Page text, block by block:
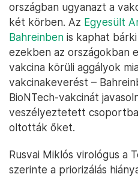
országban ugyanazt a
két körben. Az Egyesült
Bahreinben is kaphat
ezekben az országokban
vakcina körüli aggályok
vakcinakeverést –
BioNTech-vakcinát
veszélyeztetett
oltották őket.
Rusvai Miklós virológus a
szerinte a priorizálás